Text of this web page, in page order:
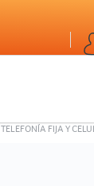
TELEFONÍA FIJA Y